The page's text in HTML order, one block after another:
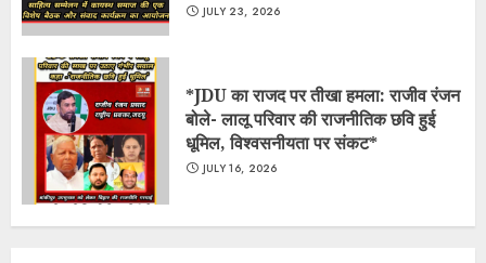
JULY 23, 2026
*JDU का राजद पर तीखा हमला: राजीव रंजन
बोले- लालू परिवार की राजनीतिक छवि हुई
धूमिल, विश्वसनीयता पर संकट*
JULY 16, 2026